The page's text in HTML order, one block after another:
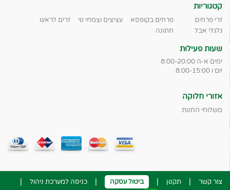
קטגוריות
זרי פרחים פרחים בקופסא עציצים וצמחי נוי
זרים לראש
גלגלי אבל
חתונה
שעות פעילות
ימים א-ה 8:00-20:00
יום ו 8:00-15:00
אזורי חלוקה
משלוחי החנות
צור קשר | תקנון | ביטול עסקה | כניסה למערכת ניהול |